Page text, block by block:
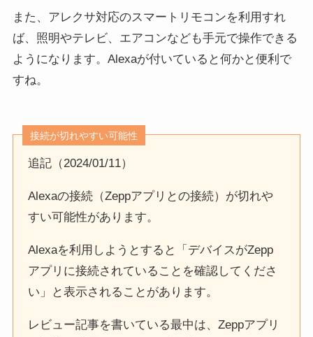
また、アレクサ対応のスマートリモコンを利用すれ
ば、照明やテレビ、エアコンなども手元で操作できる
ようになります。Alexaが付いていると何かと便利で
すね。
接続が切れやすい可能性
追記（2024/01/11）
Alexaの接続（Zeppアプリとの接続）が切れや
すい可能性があります。
Alexaを利用しようとすると「デバイスがZepp
アプリに接続されていることを確認してくださ
い」と表示されることがあります。
レビュー記事を書いている最中は、Zeppアプリ